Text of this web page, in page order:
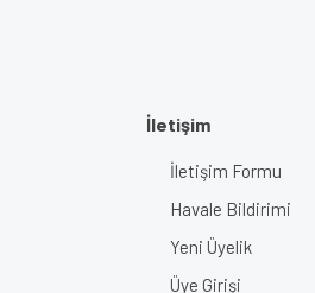
İletişim
İletişim Formu
Havale Bildirimi
Yeni Üyelik
Üye Girişi